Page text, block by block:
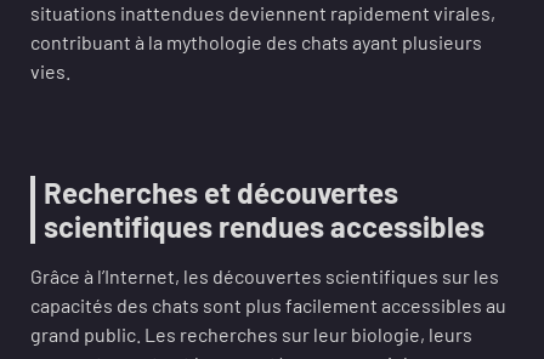
situations inattendues deviennent rapidement virales,
contribuant à la mythologie des chats ayant plusieurs
vies.
Recherches et découvertes
scientifiques rendues accessibles
Grâce à l’Internet, les découvertes scientifiques sur les
capacités des chats sont plus facilement accessibles au
grand public. Les recherches sur leur biologie, leurs